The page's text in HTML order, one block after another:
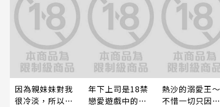
因為親妹妹對我
很冷淡，所以只
年下上司是18禁
戀愛遊戲中的我
熱沙的溺愛王～
不惜一切只因愛